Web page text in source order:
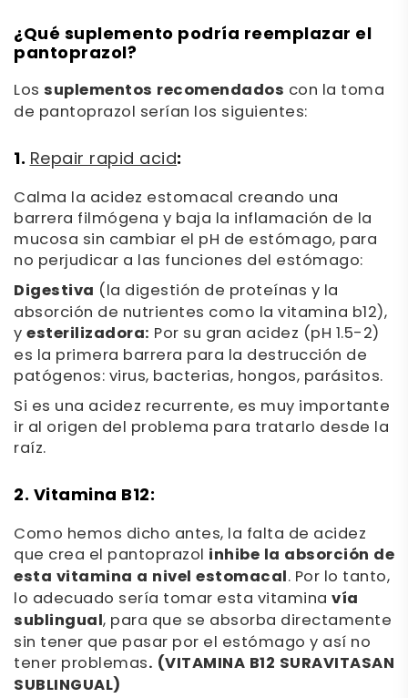
¿Qué suplemento podría reemplazar el
pantoprazol?
Los suplementos recomendados con la toma
de pantoprazol serían los siguientes:
1.Repair rapid acid:
Calma la acidez estomacal creando una
barrera filmógena y baja la inflamación de la
mucosa sin cambiar el pH de estómago, para
no perjudicar a las funciones del estómago:
Digestiva (la digestión de proteínas y la
absorción de nutrientes como la vitamina b12),
yesterilizadora: Por su gran acidez (pH 1.5-2)
es la primera barrera para la destrucción de
patógenos: virus, bacterias, hongos, parásitos.
Si es una acidez recurrente, es muy importante
ir al origen del problema para tratarlo desde la
raíz.
2. Vitamina B12:
Como hemos dicho antes, la falta de acidez
que crea el pantoprazol inhibe la absorción de
esta vitamina a nivel estomacal. Por lo tanto,
lo adecuado sería tomar esta vitamina vía
sublingual, para que se absorba directamente
sin tener que pasar por el estómago y así no
tener problemas. (VITAMINA B12 SURAVITASAN
SUBLINGUAL)